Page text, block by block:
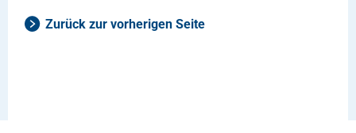
Zurück zur vorherigen Seite